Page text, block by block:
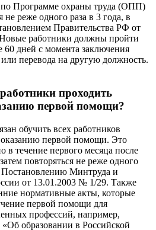
по Программе охраны труда (ОПП)
не реже одного раза в 3 года, в
Правительства РФ от
работники должны пройти
60 дней с момента заключения
или перевода на другую должность.
проходить
первой помощи?
обучить всех работников
первой помощи. Это
в течение первого месяца после
повторяться не реже одного
Постановлению Минтруда и
от 13.01.2003 № 1/29. Также
нормативные акты, которые
первой помощи для
профессий, например,
образовании в Российской